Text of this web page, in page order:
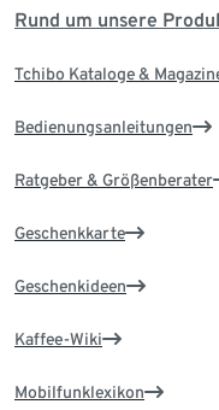
Rund um unsere
Tchibo Kataloge &
Bedienungsanleitungen
Ratgeber & Größenberater
Geschenkkarte
Geschenkideen
Kaffee-Wiki
Mobilfunklexikon